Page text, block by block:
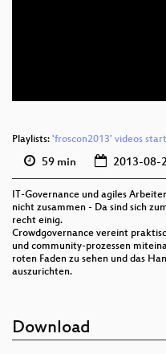
Playlists: 'froscon2013' videos
59 min 2013-08-
IT-Governance und agiles
nicht zusammen - Da sind sich
recht einig.
Crowdgovernance vereint
und community-prozessen
roten Faden zu sehen und das
auszurichten.
Download